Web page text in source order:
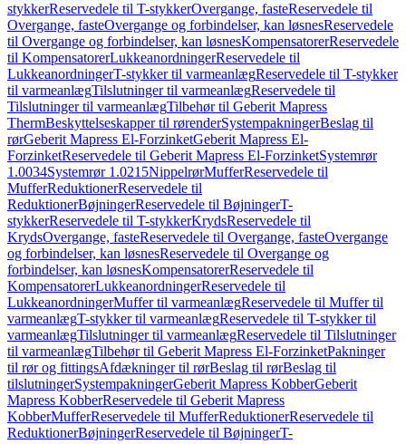
stykkerReservedele til T-stykkerOvergange, fasteReservedele til
Overgange, fasteOvergange og forbindelser, kan løsnesReservedele
til Overgange og forbindelser, kan løsnesKompensatorerReservedele
til KompensatorerLukkeanordningerReservedele til
LukkeanordningerT-stykker til varmeanlægReservedele til T-stykker
til varmeanlægTilslutninger til varmeanlægReservedele til
Tilslutninger til varmeanlægTilbehør til Geberit Mapress
ThermBeskyttelseskapper til rørenderSystempakningerBeslag til
rørGeberit Mapress El-ForzinketGeberit Mapress El-
ForzinketReservedele til Geberit Mapress El-ForzinketSystemrør
1.0034Systemrør 1.0215NippelrørMufferReservedele til
MufferReduktionerReservedele til
ReduktionerBøjningerReservedele til BøjningerT-
stykkerReservedele til T-stykkerKrydsReservedele til
KrydsOvergange, fasteReservedele til Overgange, fasteOvergange
og forbindelser, kan løsnesReservedele til Overgange og
forbindelser, kan løsnesKompensatorerReservedele til
KompensatorerLukkeanordningerReservedele til
LukkeanordningerMuffer til varmeanlægReservedele til Muffer til
varmeanlægT-stykker til varmeanlægReservedele til T-stykker til
varmeanlægTilslutninger til varmeanlægReservedele til Tilslutninger
til varmeanlægTilbehør til Geberit Mapress El-ForzinketPakninger
til rør og fittingsAfdækninger til rørBeslag til rørBeslag til
tilslutningerSystempakningerGeberit Mapress KobberGeberit
Mapress KobberReservedele til Geberit Mapress
KobberMufferReservedele til MufferReduktionerReservedele til
ReduktionerBøjningerReservedele til BøjningerT-